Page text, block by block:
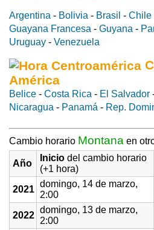
Argentina - Bolivia - Brasil - Chile
Guayana Francesa - Guyana -
Uruguay - Venezuela
América
Belice - Costa Rica - El Salvador
Nicaragua - Panamá - Rep.
Cambio horario Montana en
Año
Inicio del cambio horario
(+1 hora)
2021
domingo, 14 de marzo,
2:00
2022
domingo, 13 de marzo,
2:00